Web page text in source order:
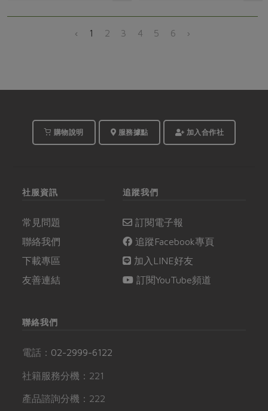
‹ 1 2 3 4 5 6 ›
購物說明 服務據點 加入合作社
社服資訊
常見問題
聯絡我們
下載專區
友善連結
追蹤我們
訂閱電子報
追蹤Facebook專頁
加入LINE好友
訂閱YouTube頻道
聯絡我們
電話： 02-2999-6122
社籍服務分機：221
產品諮詢分機：222